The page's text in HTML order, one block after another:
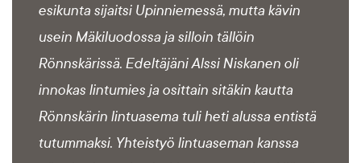
esikunta sijaitsi Upinniemessä, mutta kävin
usein Mäkiluodossa ja silloin tällöin
Rönnskärissä. Edeltäjäni Alssi Niskanen oli
innokas lintumies ja osittain sitäkin kautta
Rönnskärin lintuasema tuli heti alussa entistä
tutummaksi. Yhteistyö lintuaseman kanssa